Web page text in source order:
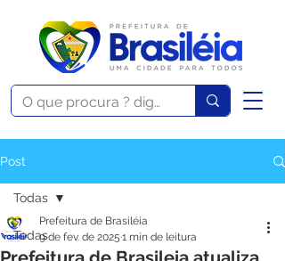
Post
Todas
Todas
Prefeitura de Brasiléia
9 de fev. de 2025 1 min de leitura